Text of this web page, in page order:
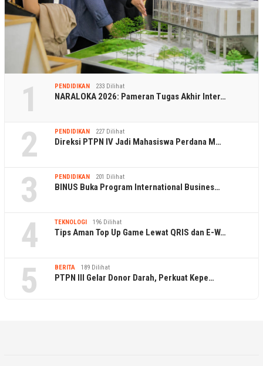
1 PENDIDIKAN 233 Dilihat
NARALOKA 2026: Pameran Tugas Akhir Inter…
2 PENDIDIKAN 227 Dilihat
Direksi PTPN IV Jadi Mahasiswa Perdana M…
3 PENDIDIKAN 201 Dilihat
BINUS Buka Program International Busines…
4 TEKNOLOGI 196 Dilihat
Tips Aman Top Up Game Lewat QRIS dan E-W…
5 BERITA 189 Dilihat
PTPN III Gelar Donor Darah, Perkuat Kepe…